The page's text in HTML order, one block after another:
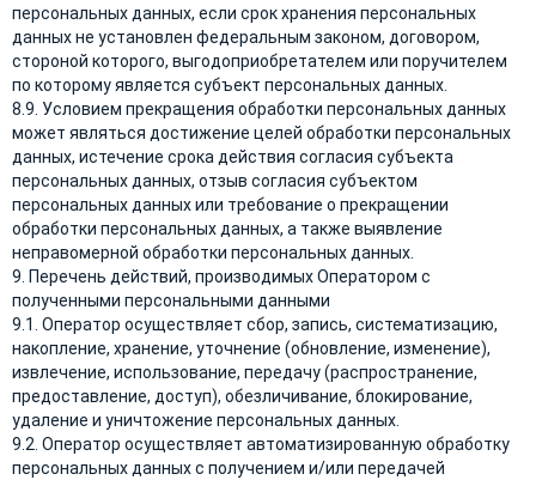
персональных данных, если срок хранения персональных
данных не установлен федеральным законом, договором,
стороной которого, выгодоприобретателем или поручителем
по которому является субъект персональных данных.
8.9. Условием прекращения обработки персональных данных
может являться достижение целей обработки персональных
данных, истечение срока действия согласия субъекта
персональных данных, отзыв согласия субъектом
персональных данных или требование о прекращении
обработки персональных данных, а также выявление
неправомерной обработки персональных данных.
9. Перечень действий, производимых Оператором с
полученными персональными данными
9.1. Оператор осуществляет сбор, запись, систематизацию,
накопление, хранение, уточнение (обновление, изменение),
извлечение, использование, передачу (распространение,
предоставление, доступ), обезличивание, блокирование,
удаление и уничтожение персональных данных.
9.2. Оператор осуществляет автоматизированную обработку
персональных данных с получением и/или передачей